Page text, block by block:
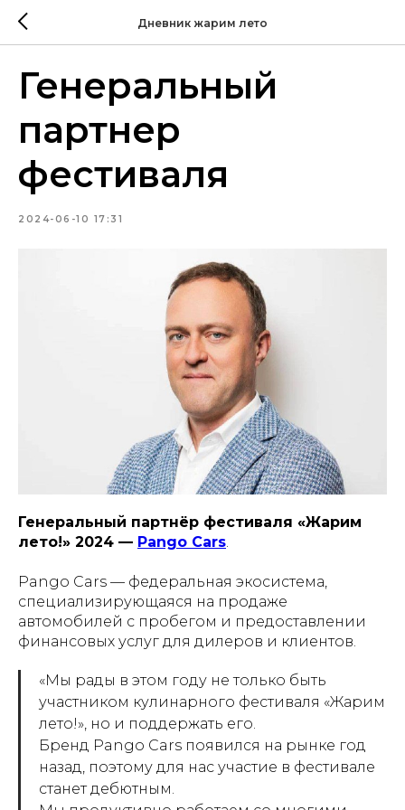
Дневник жарим лето
Генеральный
партнер
фестиваля
2024-06-10 17:31
Генеральный партнёр фестиваля «Жарим
лето!» 2024 — Pango Cars
Pango Cars — федеральная экосистема,
специализирующаяся на продаже
автомобилей с пробегом и предоставлении
финансовых услуг для дилеров и клиентов.
«Мы рады в этом году не только быть
участником кулинарного фестиваля «Жарим
лето!», но и поддержать его.
Бренд Pango Cars появился на рынке год
назад, поэтому для нас участие в фестивале
станет дебютным.